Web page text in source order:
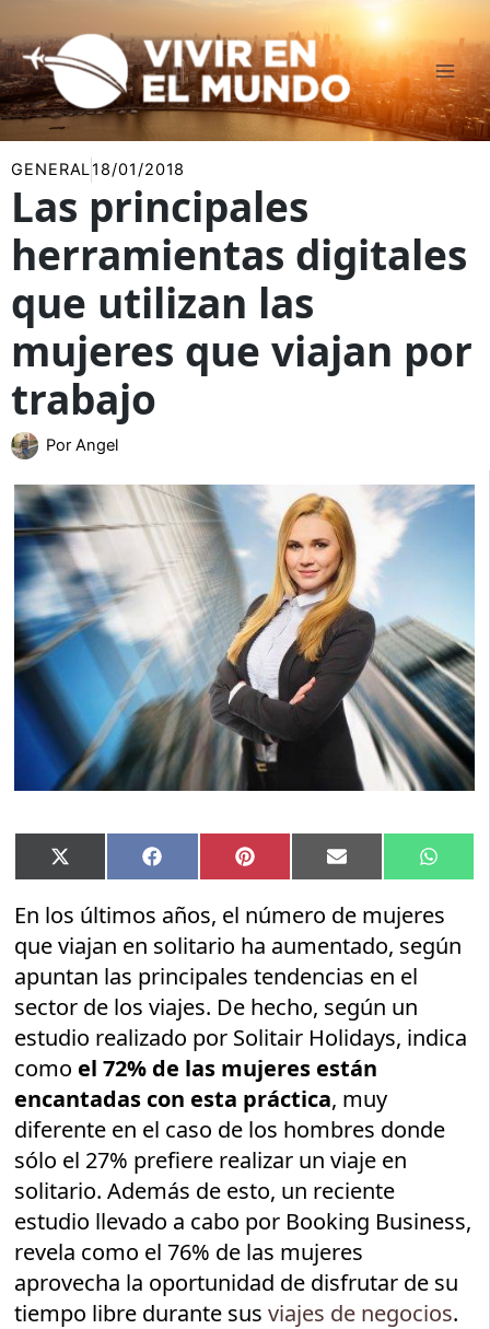
al
contenido
GENERAL18/01/2018
Las principales
herramientas digitales
que utilizan las
mujeres que viajan por
trabajo
Por Angel
Compartir
en
X
(Twitter)
Compartir
en
Facebook Compartir
en
Pinterest Compartir
en
Email
en
En los últimos años, el número de mujeres
que viajan en solitario ha aumentado, según
apuntan las principales tendencias en el
sector de los viajes. De hecho, según un
estudio realizado por Solitair Holidays, indica
como el 72% de las mujeres están
encantadas con esta práctica, muy
diferente en el caso de los hombres donde
sólo el 27% prefiere realizar un viaje en
solitario. Además de esto, un reciente
estudio llevado a cabo por Booking Business,
revela como el 76% de las mujeres
aprovecha la oportunidad de disfrutar de su
tiempo libre durante susviajes de negocios.